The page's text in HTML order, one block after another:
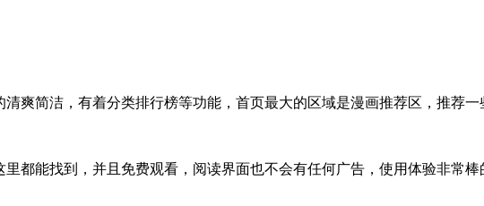
爽简洁，有着分类排行榜等功能，首页最大的区域是漫画推荐区，推荐一
都能找到，并且免费观看，阅读界面也不会有任何广告，使用体验非常棒